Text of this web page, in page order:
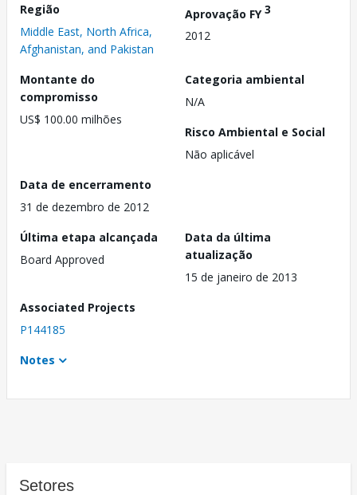
Região
Middle East, North Africa,
Afghanistan, and Pakistan
Aprovação FY3
2012
Montante do
compromisso
US$ 100.00 milhões
Categoria ambiental
N/A
Risco Ambiental e Social
Não aplicável
Data de encerramento
31 de dezembro de 2012
Última etapa alcançada
Board Approved
Data da última
atualização
15 de janeiro de 2013
Associated Projects
P144185
Notes
Setores